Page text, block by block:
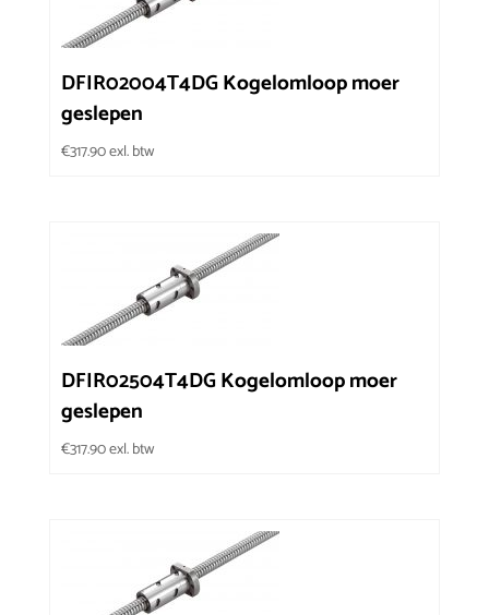
DFIR02004T4DG Kogelomloop moer
geslepen
€317.90exl. btw
DFIR02504T4DG Kogelomloop moer
geslepen
€317.90exl. btw